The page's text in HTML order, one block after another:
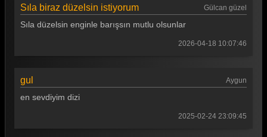
Gelin 280. Bölüm
Sıla biraz düzelsin istiyorum Gülcan güzel
Sıla düzelsin enginle barışsın mutlu olsunlar
2026-04-18 10:07:46
gul Aygun
en sevdiyim dizi
2025-02-24 23:09:45